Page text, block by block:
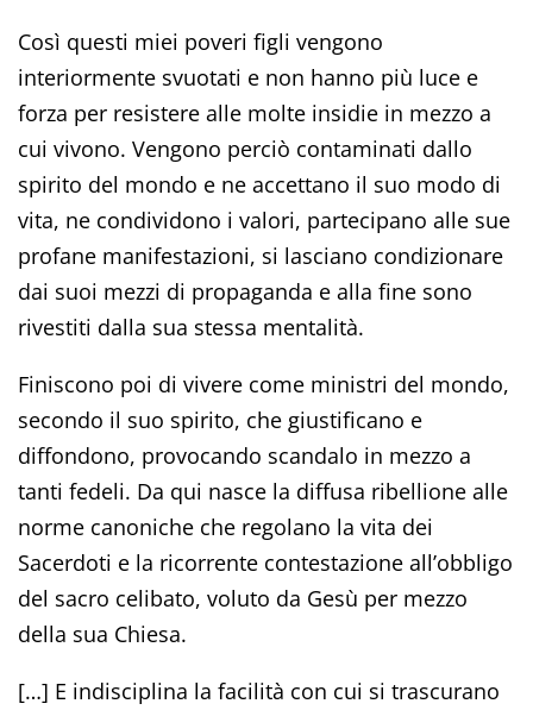
Così questi miei poveri figli vengono
interiormente svuotati e non hanno più luce e
forza per resistere alle molte insidie in mezzo a
cui vivono. Vengono perciò contaminati dallo
spirito del mondo e ne accettano il suo modo di
vita, ne condividono i valori, partecipano alle sue
profane manifestazioni, si lasciano condizionare
dai suoi mezzi di propaganda e alla fine sono
rivestiti dalla sua stessa mentalità.
Finiscono poi di vivere come ministri del mondo,
secondo il suo spirito, che giustificano e
diffondono, provocando scandalo in mezzo a
tanti fedeli. Da qui nasce la diffusa ribellione alle
norme canoniche che regolano la vita dei
Sacerdoti e la ricorrente contestazione all’obbligo
del sacro celibato, voluto da Gesù per mezzo
della sua Chiesa.
[…] E indisciplina la facilità con cui si trascurano